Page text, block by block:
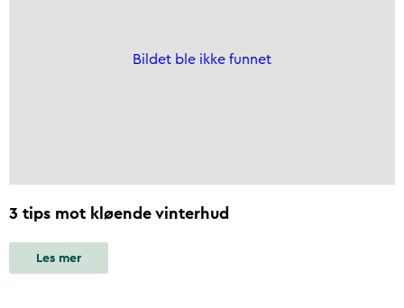
Bildet ble ikke funnet
3 tips mot kløende vinterhud
Les mer